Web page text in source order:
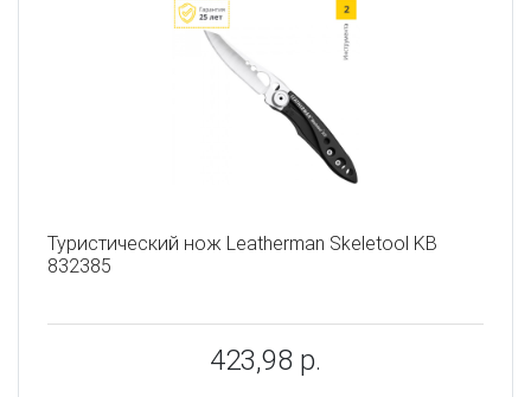
Туристический нож Leatherman Skeletool KB
832385
423,98 р.